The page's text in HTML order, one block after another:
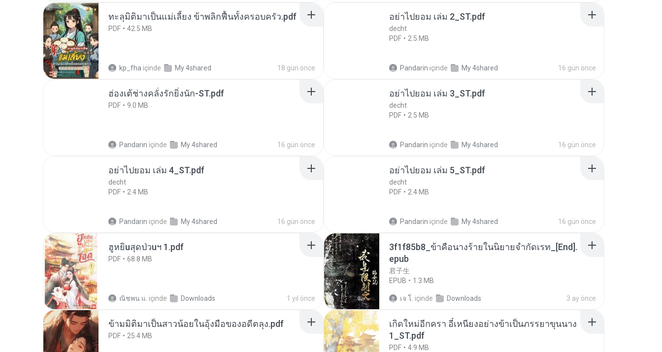
ทะลุมิติมาเป็นแม่เลี้ยง ข้าพลิกฟื้นทั้งครอบครัว.pdf
PDF 42.5 MB
kp_fha içinde My 4shared 18 gün önce
อย่าไปยอม เล่ม 2_ST.pdf
decht
PDF
2.5 MB
Pandarin içinde My 4shared 16 gün önce
ฮ่องเต้ช่างคลั่งรักยิ่งนัก-ST.pdf
PDF 9.0 MB
Pandarin içinde My 4shared 16 gün önce
อย่าไปยอม เล่ม 3_ST.pdf
decht
PDF
2.5 MB
Pandarin içinde My 4shared 16 gün önce
อย่าไปยอม เล่ม 4_ST.pdf
decht
PDF
2.4 MB
Pandarin içinde My 4shared 16 gün önce
อย่าไปยอม เล่ม 5_ST.pdf
decht
PDF
2.4 MB
Pandarin içinde My 4shared 16 gün önce
ฮูหยิuสุดป่วuฯ 1.pdf
PDF 68.8 MB
ณิชพน แ. içinde Downloads 1 yıl önce
3f1f85b8_ข้าคือนางร้ายในนิยายจำกัดเรท_[End].
epub
君子生
EPUB
1.3 MB
เจ โ. içinde Downloads 3 ay önce
ข้ามมิติมาเป็นสาวน้อยในอุ้งมือของอดีตลุง.pdf
PDF 25.4 MB
เกิดใหม่อีกครา อี๋เหนียงอย่างข้าเป็นภรรยาขุนนาง
1_ST.pdf
PDF 4.9 MB